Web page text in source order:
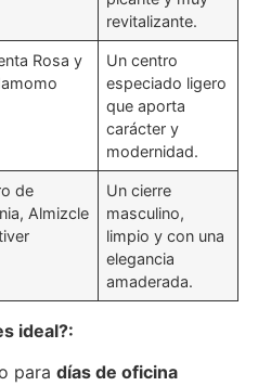
revitalizante.
Rosa y
Un centro
especiado ligero
que aporta
carácter y
modernidad.
de
Almizcle
Un cierre
masculino,
limpio y con una
elegancia
amaderada.
ideal?:
para días de oficina